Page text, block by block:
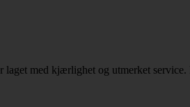
laget med kjærlighet og utmerket